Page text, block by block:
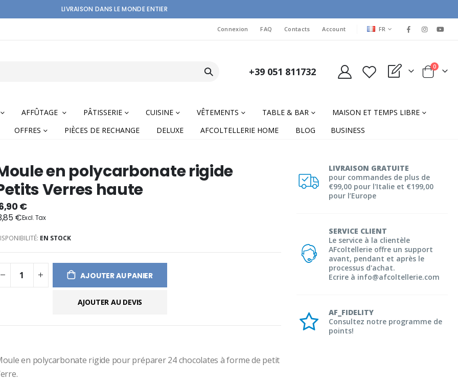
LIVRAISON DANS LE MONDE ENTIER
Connexion FAQ Contacts Account LANGUAGE
FR
+39 051 811732 My Quote Cart
0items
AFFÛTAGE PÂTISSERIE CUISINE VÊTEMENTS TABLE & BAR
MAISON ET TEMPS LIBRE
OFFRES PIÈCES DE RECHANGE DELUXE AFCOLTELLERIE HOME BLOG BUSINESS
LIVRAISON GRATUITE
pour commandes de plus de
€99,00 pour l'Italie et €199,00
pour l’Europe
SERVICE CLIENT
Le service à la clientèle
AFcoltellerie offre un support
avant, pendant et après le
processus d'achat.
Ecrire à info@afcoltellerie.com
AF_FIDELITY
Consultez notre programme de
points!
en polycarbonate rigide
Verres haute
€
€
EN STOCK
AJOUTER AU PANIER
AJOUTER AU DEVIS
en polycarbonate rigide pour préparer 24 chocolates à forme de petit